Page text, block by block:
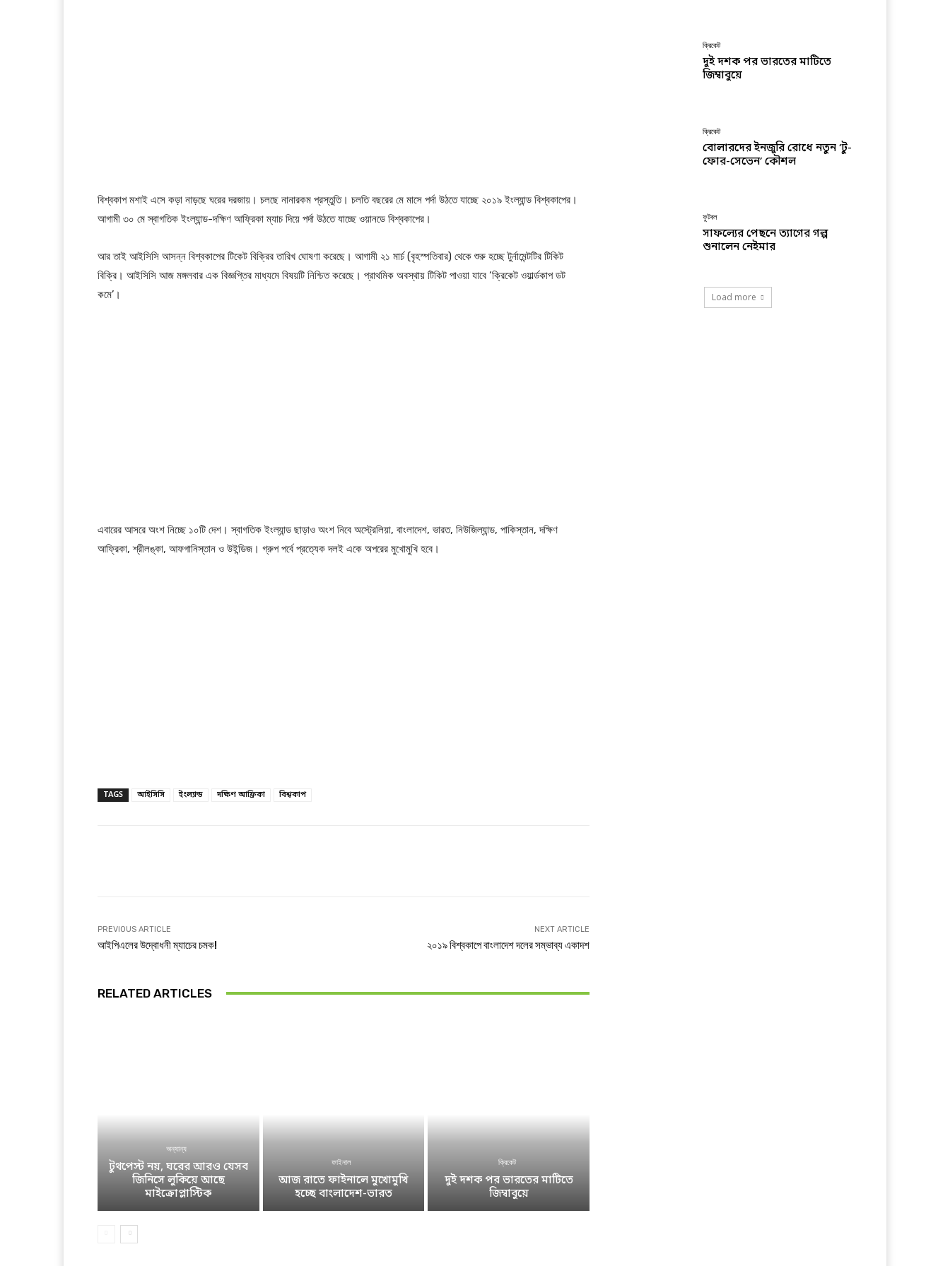
বিশ্বকাপ মশাই এসে কড়া নাড়ছে ঘরের দরজায়। চলছে নানারকম প্রস্তুতি। চলতি বছরের মে মাসে পর্দা উঠতে যাচ্ছে ২০১৯ ইংল্যান্ড বিশ্বকাপের।
আগামী ৩০ মে স্বাগতিক ইংল্যান্ড-দক্ষিণ আফ্রিকা ম্যাচ দিয়ে পর্দা উঠতে যাচ্ছে ওয়ানডে বিশ্বকাপের।
আর তাই আইসিসি আসন্ন বিশ্বকাপের টিকেট বিক্রির তারিখ ঘোষণা করেছে। আগামী ২১ মার্চ (বৃহস্পতিবার) থেকে শুরু হচ্ছে টুর্নামেন্টটির টিকিট
বিক্রি। আইসিসি আজ মঙ্গলবার এক বিজ্ঞপ্তির মাধ্যমে বিষয়টি নিশ্চিত করেছে। প্রাথমিক অবস্থায় টিকিট পাওয়া যাবে ‘ক্রিকেট ওয়ার্ল্ডকাপ ডট
কমে’।
এবারের আসরে অংশ নিচ্ছে ১০টি দেশ। স্বাগতিক ইংল্যান্ড ছাড়াও অংশ নিবে অস্ট্রেলিয়া, বাংলাদেশ, ভারত, নিউজিল্যান্ড, পাকিস্তান, দক্ষিণ
আফ্রিকা, শ্রীলঙ্কা, আফগানিস্তান ও উইন্ডিজ। গ্রুপ পর্বে প্রত্যেক দলই একে অপরের মুখোমুখি হবে।
TAGS আইসিসি ইংল্যান্ড দক্ষিণ আফ্রিকা বিশ্বকাপ
PREVIOUS ARTICLE
আইপিএলের উদ্বোধনী ম্যাচের চমক!
NEXT ARTICLE
২০১৯ বিশ্বকাপে বাংলাদেশ দলের সম্ভাব্য একাদশ
RELATED ARTICLES
অন্যান্য
টুথপেস্ট নয়, ঘরের আরও যেসব
জিনিসে লুকিয়ে আছে
মাইক্রোপ্লাস্টিক
ফাইনাল
আজ রাতে ফাইনালে মুখোমুখি
হচ্ছে বাংলাদেশ-ভারত
ক্রিকেট
দুই দশক পর ভারতের মাটিতে
জিম্বাবুয়ে
ক্রিকেট
দুই দশক পর ভারতের মাটিতে
জিম্বাবুয়ে
ক্রিকেট
বোলারদের ইনজুরি রোধে নতুন ‘টু-
ফোর-সেভেন’ কৌশল
ফুটবল
সাফল্যের পেছনে ত্যাগের গল্প
শুনালেন নেইমার
Load more